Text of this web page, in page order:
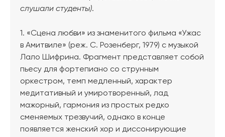
слушали студенты).
1. «Сцена любви» из знаменитого фильма «Ужас
в Амитвиле» (реж. С. Розенберг, 1979) с музыкой
Лало Шифрина. Фрагмент представляет собой
пьесу для фортепиано со струнным
оркестром, темп медленный, характер
медитативный и умиротворенный, лад
мажорный, гармония из простых редко
сменяемых трезвучий, однако в конце
появляется женский хор и диссонирующие